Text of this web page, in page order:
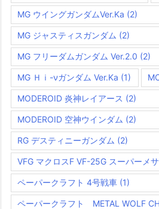
MG ウイングガンダムVer.Ka (2)
MG ジャスティスガンダム (2)
MG フリーダムガンダム Ver.2.0 (2)
MG Ｈｉ-νガンダム Ver.Ka (1)
MODEROID 炎神レイアース (2)
MODEROID 空神ウインダム (2)
RG デスティニーガンダム (2)
VFG マクロスF VF-25G スーパーメ
ペーパークラフト 4号戦車 (1)
ペーパークラフト METAL WOLF